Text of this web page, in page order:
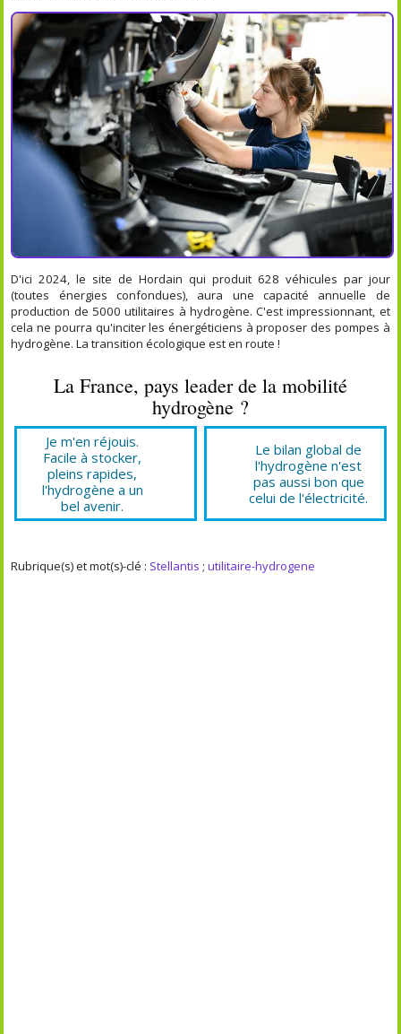
D'ici 2024, le site de Hordain qui produit 628 véhicules par jour
(toutes énergies confondues), aura une capacité annuelle de
production de 5000 utilitaires à hydrogène. C'est impressionnant, et
cela ne pourra qu'inciter les énergéticiens à proposer des pompes à
hydrogène. La transition écologique est en route !
La France, pays leader de la mobilité
hydrogène ?
Je m'en réjouis.
Facile à stocker,
pleins rapides,
l'hydrogène a un
bel avenir.
Le bilan global de
l'hydrogène n'est
pas aussi bon que
celui de l'électricité.
Rubrique(s) et mot(s)-clé : Stellantis ;utilitaire-hydrogene